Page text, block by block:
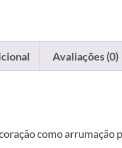
Avaliações (0)
como arrumação